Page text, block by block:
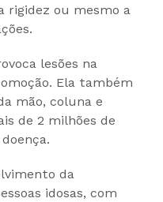
rigidez ou mesmo a
lesões na
Ela também
mão, coluna e
de 2 milhões de
da
idosas, com